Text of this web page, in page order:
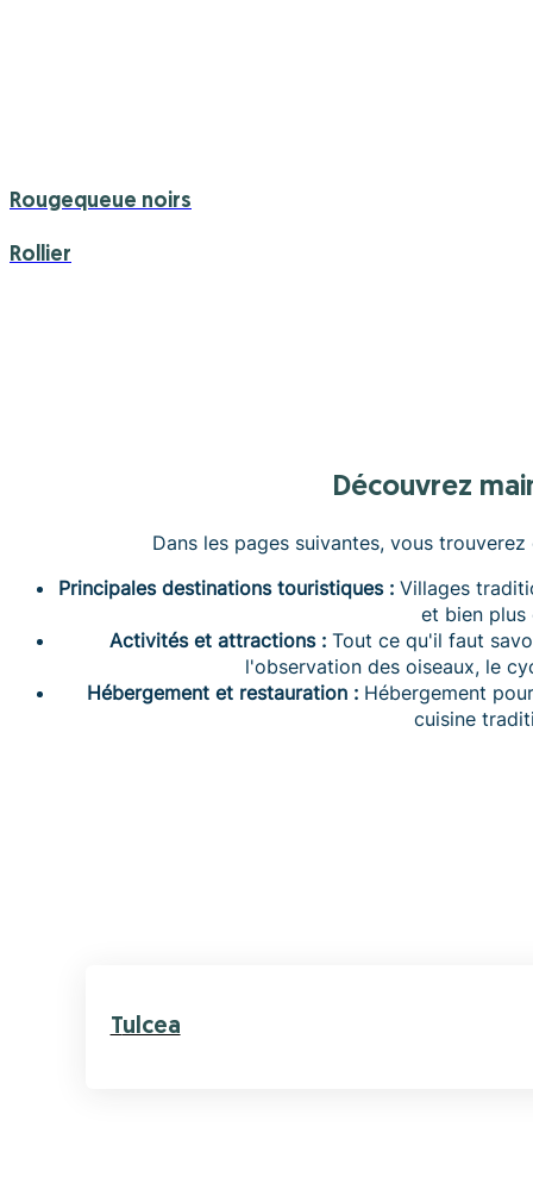
Rougequeue noirs
Rollier
Découvrez
Dans les pages suivantes, vous
Principales destinations touristiques : Villages
et bien plus
Activités et attractions :Tout ce qu'il faut
l'observation des oiseaux, le
Hébergement et restauration : Hébergement
cuisine
Tulcea